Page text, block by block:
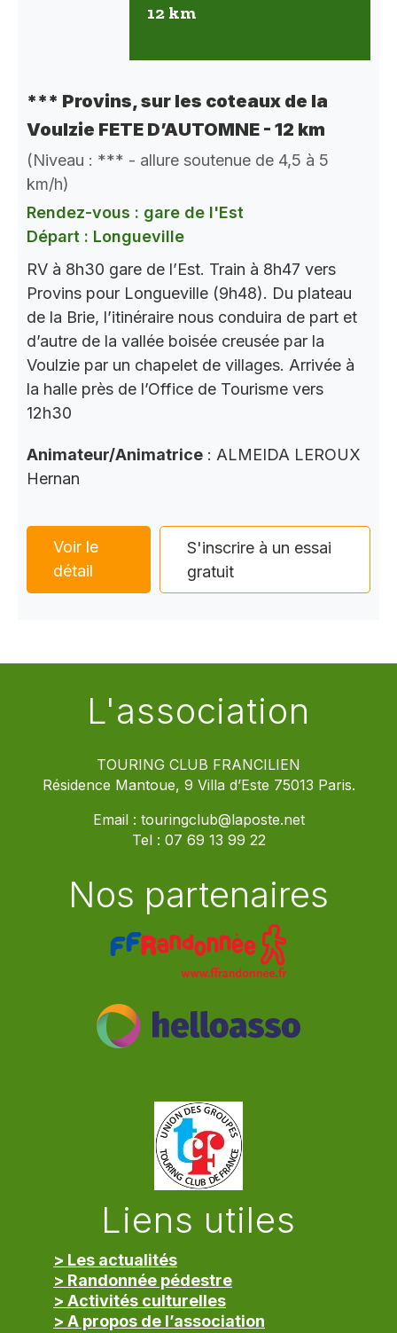
12 km
*** Provins, sur les coteaux de la
Voulzie FETE D’AUTOMNE - 12 km
(Niveau : *** - allure soutenue de 4,5 à 5
km/h)
Rendez-vous : gare de l'Est
Départ : Longueville
RV à 8h30 gare de l’Est. Train à 8h47 vers
Provins pour Longueville (9h48). Du plateau
de la Brie, l’itinéraire nous conduira de part et
d’autre de la vallée boisée creusée par la
Voulzie par un chapelet de villages. Arrivée à
la halle près de l’Office de Tourisme vers
12h30
Animateur/Animatrice : ALMEIDA LEROUX
Hernan
Voir le
détail
S'inscrire à un essai
gratuit
L'association
TOURING CLUB FRANCILIEN
Résidence Mantoue, 9 Villa d’Este 75013 Paris.
Email : touringclub@laposte.net
Tel : 07 69 13 99 22
Nos partenaires
Liens utiles
> Les actualités
> Randonnée pédestre
> Activités culturelles
> A propos de l’association